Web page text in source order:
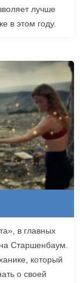
лучше
в этом году.
в главных
Старшенбаум.
который
о своей